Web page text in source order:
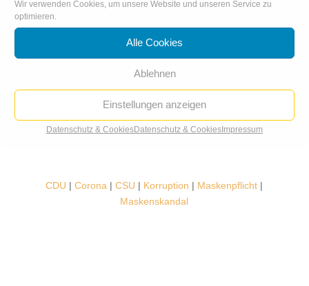
Wir verwenden Cookies, um unsere Website und unseren Service zu
optimieren.
Alle Cookies
Ablehnen
Einstellungen anzeigen
Datenschutz & CookiesDatenschutz & CookiesImpressum
CDU |Corona |CSU | Korruption | Maskenpflicht |
Maskenskandal